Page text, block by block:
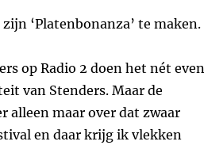
‘Platenbonanza’ te maken.
op Radio 2 doen het nét even
van Stenders. Maar de
alleen maar over dat zwaar
en daar krijg ik vlekken